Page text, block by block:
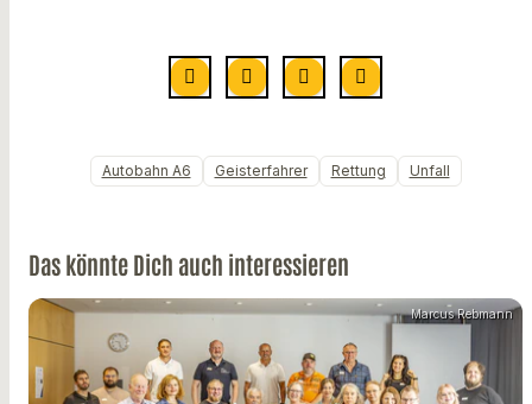
Autobahn A6 Geisterfahrer Rettung Unfall
Das könnte Dich auch interessieren
Marcus Rebmann